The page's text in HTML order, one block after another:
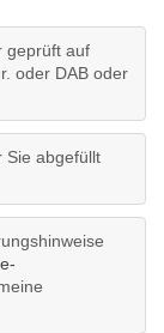
geprüft auf
oder DAB oder
Sie abgefüllt